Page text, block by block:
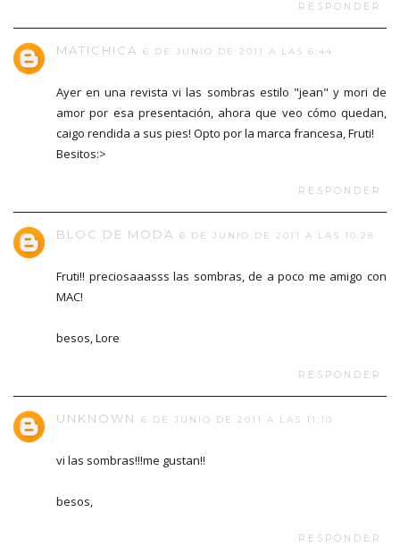
RESPONDER
MATICHICA 6 DE JUNIO DE 2011 A LAS 6:44
Ayer en una revista vi las sombras estilo "jean" y mori de
amor por esa presentación, ahora que veo cómo quedan,
caigo rendida a sus pies! Opto por la marca francesa, Fruti!
Besitos:>
RESPONDER
BLOC DE MODA 6 DE JUNIO DE 2011 A LAS 10:28
Fruti!! preciosaaasss las sombras, de a poco me amigo con
MAC!
besos, Lore
RESPONDER
UNKNOWN 6 DE JUNIO DE 2011 A LAS 11:10
vi las sombras!!!me gustan!!
besos,
RESPONDER